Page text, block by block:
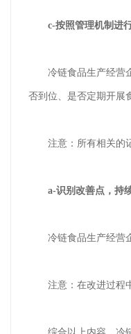
c-按照管理机制进
冷链食品生产经营企
否到位、是否定期开展
注意：所有相关的记
a-识别改善点，持续
冷链食品生产经营企
注意：在改进过程中